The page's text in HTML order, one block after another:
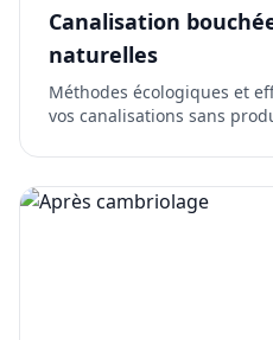
Canalisation
naturelles
Méthodes écologiques et
vos canalisations sans